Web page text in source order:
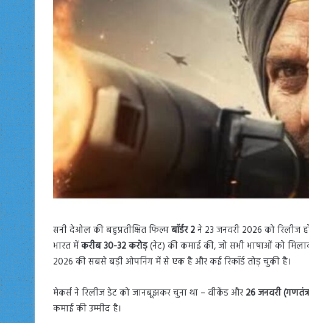
सनी देओल की बहुप्रतीक्षित फिल्मबॉर्डर 2ने 23 जनवरी 2026 को रिलीज
भारत मेंकरीब 30-32 करोड़(नेट) की कमाई की, जो सभी भाषाओं को
2026 की सबसे बड़ी ओपनिंग में से एक है और कई रिकॉर्ड तोड़ चुकी है।
मेकर्स ने रिलीज डेट को जानबूझकर चुना था – वीकेंड और 26 जनवरी
कमाई की उम्मीद है।